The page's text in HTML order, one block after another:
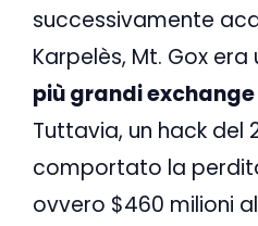
successivamente
Karpelès, Mt. Gox
più grandi
Tuttavia, un hack del
comportato la
ovvero $460 milioni